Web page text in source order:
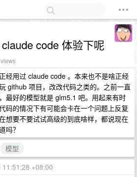
code 体验下呢
经用过 claude code 。本来也不是啥正经
github 项目，改改代码之类的。之前一直
最好的模型就是 glm5.1 吧。用起来有时
码的情况下有可能会卡在一个问题上反复
想要不要试试高级的到底啥样，都说现在
吗？
模型
+08:00